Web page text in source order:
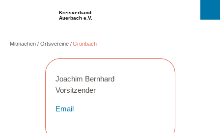
Kreisverband
Auerbach e.V.
Mitmachen Ortsvereine Grünbach
Joachim Bernhard
Vorsitzender
Email